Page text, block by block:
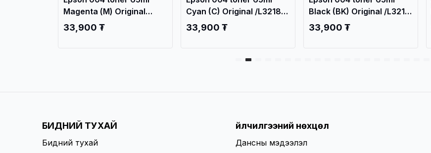
Magenta (М) Original
/L3218, L3219.../
33,900 ₮
Cyan (C) Original /L3218,
L3219.../
33,900 ₮
Black (BK) Original /L3218,
L3219.../
33,900 ₮
БИДНИЙ ТУХАЙ
Бидний тухай
Үйлчилгээний нөхцөл
Дансны мэдээлэл